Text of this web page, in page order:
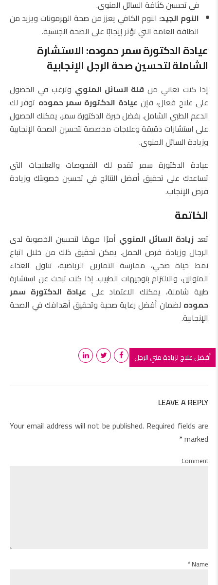
في تحسين كثافة السائل المنوي.
النوم الجيد: النوم الكافي يعزز من صحة الهرمونات ويزيد من
الطاقة العامة التي تؤثر إيجابًا على الصحة الجنسية.
عيادة الدكتورة سمر حموده: الاستشارة
الشاملة لتحسين صحة الرجل الإنجابية
إذا كنت تعاني من قلة السائل المنوي وترغب في الحصول
على علاج فعال، فإن عيادة الدكتورة سمر حموده توفر لك
الدعم الطبي الشامل. بفضل خبرة الدكتورة سمر، يمكنك الحصول
على استشارات دقيقة وعلاجات مخصصة لتحسين الصحة الإنجابية
وزيادة السائل المنوي.
عيادة الدكتورة سمر تقدم لك الفحوصات والعلاجات التي
تساعدك على تحقيق أفضل النتائج في تحسين خصوبتك وزيادة
فرص الإنجاب.
الخاتمة
تعدزيادة السائل المنوي أمرًا مهمًا لتحسين الخصوبة لدى
الرجال وزيادة فرص الحمل. يمكن تحقيق ذلك من خلال اتباع
نمط حياة صحي، ممارسة التمارين الرياضية، تناول الغذاء
المتوازن، والالتزام بتوجيهات الطبيب. إذا كنت تبحث عن استشارة
طبية شاملة، يمكنك الاعتماد على عيادة الدكتورة سمر
حموده لضمان أفضل رعاية صحية وتحقيق أهدافك في الصحة
الإنجابية.
أفضل علاج لزيادة مني الرجل
LEAVE A REPLY
Your email address will not be published. Required fields are
marked *
Comment
Name *